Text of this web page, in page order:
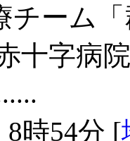
チーム
十字病
8時54分 [